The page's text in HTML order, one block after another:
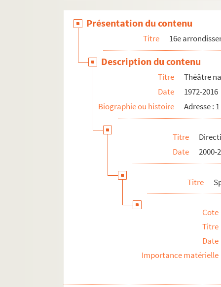
20e arrondissement
Présentation du contenu
Titre 16e
Description du contenu
Titre
Théâtre
Date
1972-2016
Biographie ou histoire
Adresse :
Titre
Date
2000-
Titre
Cote
Titre
Date
Importance matérielle